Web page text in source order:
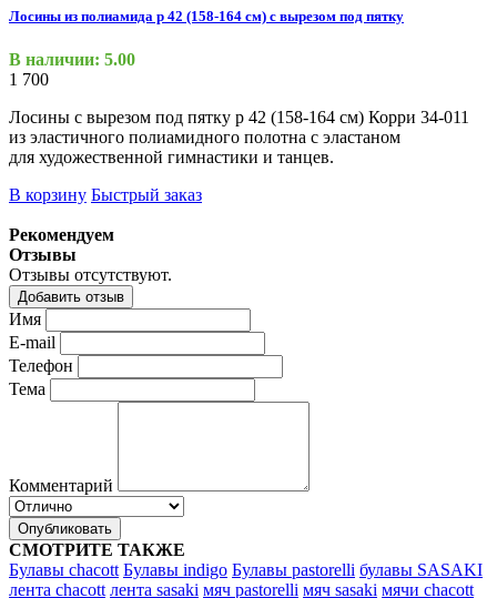
Лосины из полиамида р 42 (158-164 см) с вырезом под пятку
В наличии: 5.00
1 700
Лосины с вырезом под пятку р 42 (158-164 см) Корри 34-011
из эластичного полиамидного полотна с эластаном
для художественной гимнастики и танцев.
В корзину Быстрый заказ
Рекомендуем
Отзывы
Отзывы отсутствуют.
Добавить отзыв
Имя
E-mail
Телефон
Тема
Комментарий
Опубликовать
СМОТРИТЕ ТАКЖЕ
Булавы chacott Булавы indigo Булавы pastorelli булавы SASAKI
лента chacott лента sasaki мяч pastorelli мяч sasaki мячи chacott